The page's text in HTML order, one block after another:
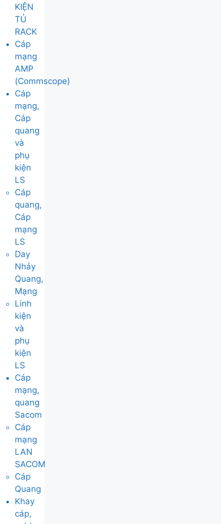
KIỆN
TỦ
RACK
Cáp
mạng
AMP
(Commscope)
Cáp
mạng,
Cáp
quang
và
phụ
kiện
LS
Cáp
quang,
Cáp
mạng
LS
Day
Nhảy
Quang,
Mạng
Linh
kiện
và
phụ
kiện
LS
Cáp
mạng,
quang
Sacom
Cáp
mạng
LAN
SACOM
Cáp
Quang
Khay
cáp,